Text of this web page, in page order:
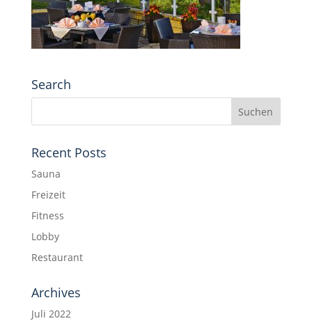
Search
Recent Posts
Sauna
Freizeit
Fitness
Lobby
Restaurant
Archives
Juli 2022